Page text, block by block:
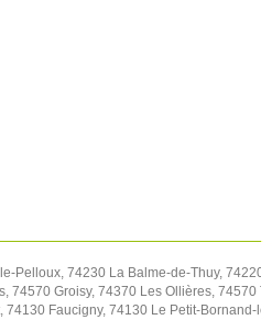
Pelloux, 74230 La Balme-de-Thuy,
74570 Groisy, 74370 Les Ollières,
Faucigny, 74130 Le Petit-